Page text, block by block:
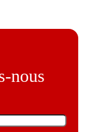
nous